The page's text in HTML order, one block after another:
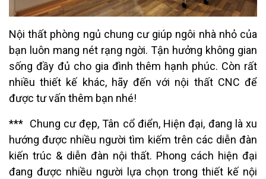
Nội thất phòng ngủ chung cư giúp ngôi nhà nhỏ của
bạn luôn mang nét rạng ngời. Tận hưởng không gian
sống đầy đủ cho gia đình thêm hạnh phúc. Còn rất
nhiều thiết kế khác, hãy đến với nội thất CNC để
được tư vấn thêm bạn nhé!
*** Chung cư đẹp, Tân cổ điển, Hiện đại, đang là xu
hướng được nhiều người tìm kiếm trên các diễn đàn
kiến trúc & diễn đàn nội thất. Phong cách hiện đại
đang được nhiều người lựa chọn trong thiết kế nội